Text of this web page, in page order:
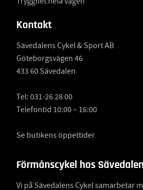
Kontakt
Sävedalens Cykel & Sport AB
Göteborgsvägen 46
433 60 Sävedalen
Tel: 031-26 28 00
Telefontid 10:00 – 16:00
Se butikens öppettider
Förmånscykel hos
Vi på Sävedalens Cykel samarbetar